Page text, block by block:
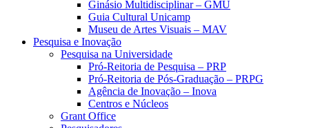
Ginásio Multidisciplinar – GMU
Guia Cultural Unicamp
Museu de Artes Visuais – MAV
Pesquisa e Inovação
Pesquisa na Universidade
Pró-Reitoria de Pesquisa – PRP
Pró-Reitoria de Pós-Graduação – PRPG
Agência de Inovação – Inova
Centros e Núcleos
Grant Office